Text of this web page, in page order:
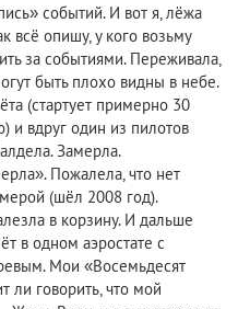
событий. И вот я, лёжа
всё опишу, у кого возьму
за событиями. Переживала,
быть плохо видны в небе.
(стартует примерно 30
и вдруг один из пилотов
Замерла.
Пожалела, что нет
(шёл 2008 год).
в корзину. И дальше
в одном аэростате с
Мои «Восемьдесят
ли говорить, что мой